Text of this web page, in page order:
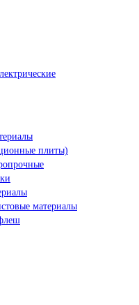
плиты)
материалы